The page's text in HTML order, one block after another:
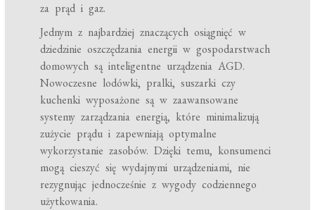
za prąd i gaz.
Jednym z najbardziej znaczących osiągnięć w
dziedzinie oszczędzania energii w gospodarstwach
domowych są inteligentne urządzenia AGD.
Nowoczesne lodówki, pralki, suszarki czy
kuchenki wyposażone są w zaawansowane
systemy zarządzania energią, które minimalizują
zużycie prądu i zapewniają optymalne
wykorzystanie zasobów. Dzięki temu, konsumenci
mogą cieszyć się wydajnymi urządzeniami, nie
rezygnując jednocześnie z wygody codziennego
użytkowania.